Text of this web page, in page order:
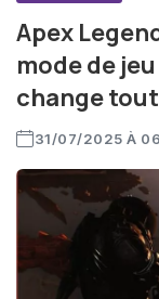
Apex
mode de
change tout
31/07/2025 À